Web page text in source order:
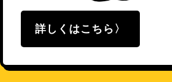
詳しくはこちら